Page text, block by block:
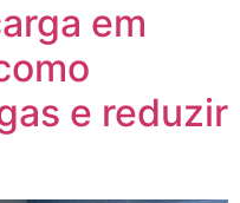
em
e reduzir